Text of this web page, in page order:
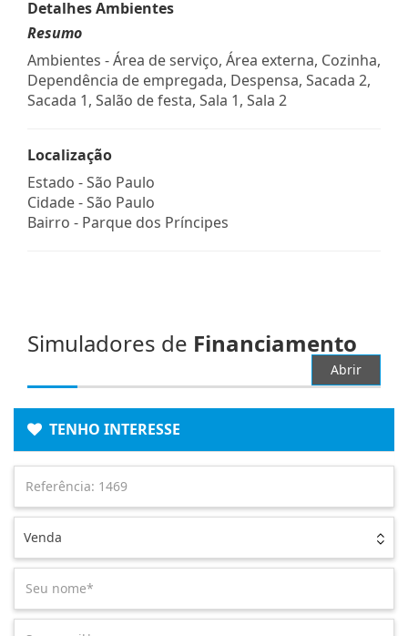
Detalhes Ambientes
Resumo
Ambientes - Área de serviço, Área externa, Cozinha,
Dependência de empregada, Despensa, Sacada 2,
Sacada 1, Salão de festa, Sala 1, Sala 2
Localização
Estado -São Paulo
Cidade -São Paulo
Bairro - Parque dos Príncipes
Simuladores de Financiamento
Abrir
TENHO INTERESSE
Venda